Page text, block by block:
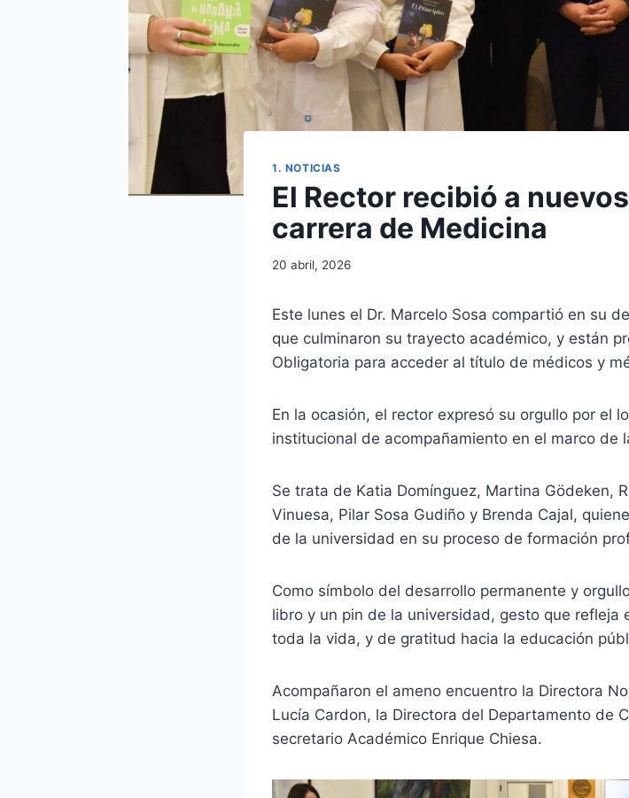
1. NOTICIAS
El Rector recibió a
carrera de Medicina
20 abril, 2026
Este lunes el Dr. Marcelo Sosa compartió en su
que culminaron su trayecto académico, y están
Obligatoria para acceder al título de médicos y
En la ocasión, el rector expresó su orgullo por el
institucional de acompañamiento en el marco de
Se trata de Katia Domínguez, Martina Gödeken,
Vinuesa, Pilar Sosa Gudiño y Brenda Cajal,
de la universidad en su proceso de formación
Como símbolo del desarrollo permanente y
libro y un pin de la universidad, gesto que refleja
toda la vida, y de gratitud hacia la educación
Acompañaron el ameno encuentro la Directora
Lucía Cardon, la Directora del Departamento de
secretario Académico Enrique Chiesa.